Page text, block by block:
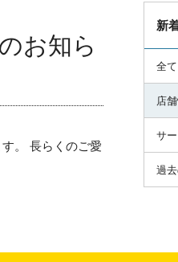
お知ら
。
長らくのご愛
新
全て
店
サ
過